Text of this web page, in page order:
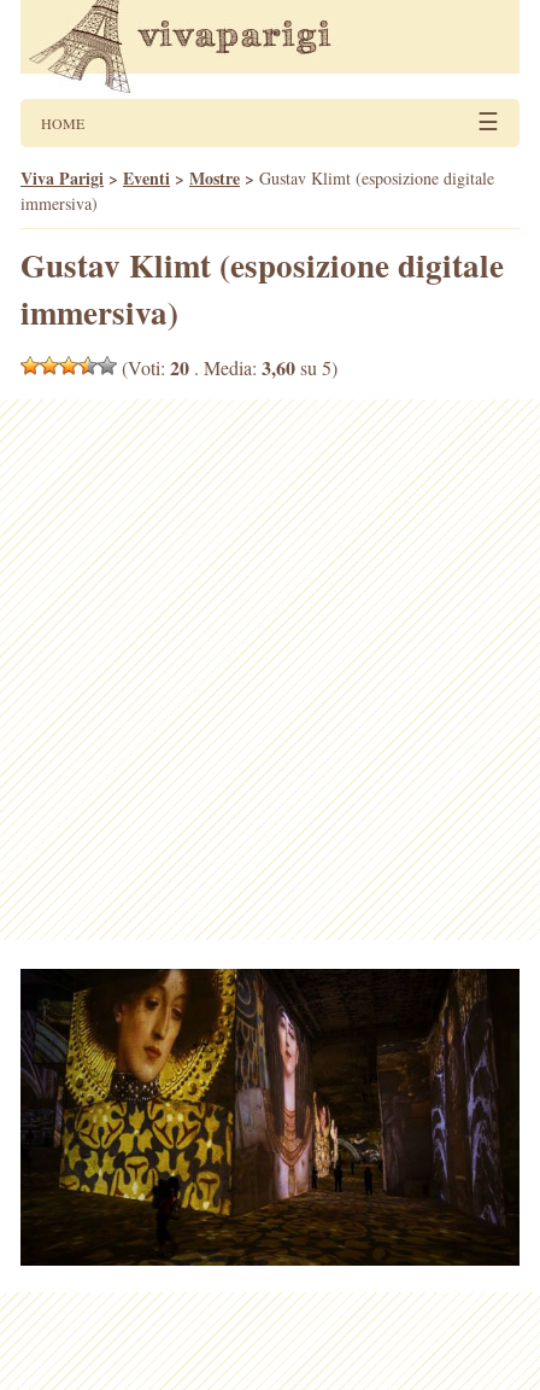
HOME ☰
Viva Parigi > Eventi > Mostre > Gustav Klimt (esposizione digitale
immersiva)
Gustav Klimt (esposizione digitale
immersiva)
(Voti: 20 . Media: 3,60su 5)